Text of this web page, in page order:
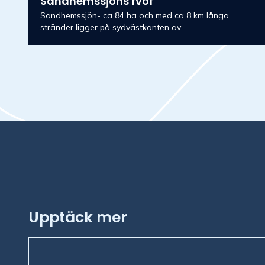
Sandhemssjön- ca 84 ha och med ca 8 km långa
stränder ligger på sydvästkanten av...
Upptäck mer